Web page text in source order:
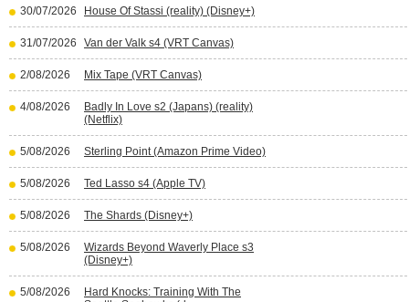
30/07/2026 House Of Stassi (reality) (Disney+)
31/07/2026 Van der Valk s4 (VRT Canvas)
2/08/2026 Mix Tape (VRT Canvas)
4/08/2026
Badly In Love s2 (Japans) (reality)
(Netflix)
5/08/2026 Sterling Point (Amazon Prime Video)
5/08/2026 Ted Lasso s4 (Apple TV)
5/08/2026 The Shards (Disney+)
5/08/2026
Wizards Beyond Waverly Place s3
(Disney+)
5/08/2026
Hard Knocks: Training With The